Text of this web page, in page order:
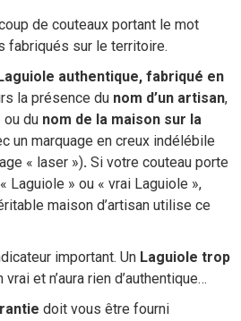
de couteaux portant le mot
fabriqués sur le territoire.
authentique, fabriqué en
la présence du nom d’un artisan,
ou du nom de la maison sur la
un marquage en creux indélébile
« laser »). Si votre couteau porte
Laguiole » ou « vrai Laguiole »,
maison d’artisan utilise ce
important. Un Laguiole trop
et n’aura rien d’authentique…
doit vous être fourni